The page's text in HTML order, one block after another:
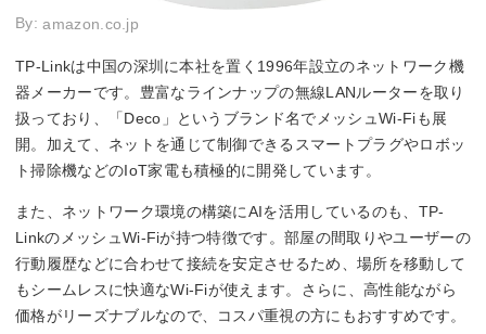
By:amazon.co.jp
TP-Linkは中国の深圳に本社を置く1996年設立のネットワーク機
器メーカーです。豊富なラインナップの無線LANルーターを取り
扱っており、「Deco」というブランド名でメッシュWi-Fiも展
開。加えて、ネットを通じて制御できるスマートプラグやロボッ
ト掃除機などのIoT家電も積極的に開発しています。
また、ネットワーク環境の構築にAIを活用しているのも、TP-
LinkのメッシュWi-Fiが持つ特徴です。部屋の間取りやユーザーの
行動履歴などに合わせて接続を安定させるため、場所を移動して
もシームレスに快適なWi-Fiが使えます。さらに、高性能ながら
価格がリーズナブルなので、コスパ重視の方にもおすすめです。